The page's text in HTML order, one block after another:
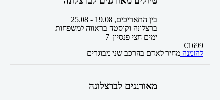
בין התאריכים, -
25.08
ברצלונה וקוסטה בראווה למשפחות
7 ימים חצי פנסיון
€1699
להזמנה מחיר לאדם בהרכב שני מבוגרים
מאורגנים לברצלונה